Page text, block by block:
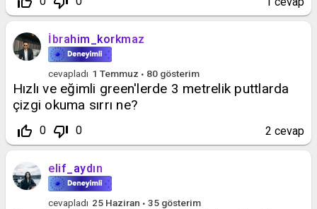
İbrahim_korkmaz
cevapladı 1 Temmuz 80 gösterim
Hızlı ve eğimli green'lerde 3 metrelik puttlarda
çizgi okuma sırrı ne?
thumb_up_off_alt 0 thumb_down_off_alt 0 2 cevap
elif_aydın
cevapladı 25 Haziran 35 gösterim